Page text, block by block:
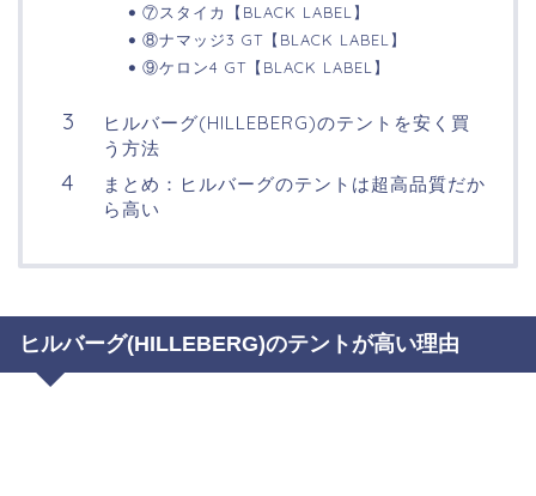
⑦スタイカ【BLACK LABEL】
⑧ナマッジ3 GT【BLACK LABEL】
⑨ケロン4 GT【BLACK LABEL】
ヒルバーグ(HILLEBERG)のテントを安く買
う方法
まとめ：ヒルバーグのテントは超高品質だか
ら高い
ヒルバーグ(HILLEBERG)のテントが高い理由